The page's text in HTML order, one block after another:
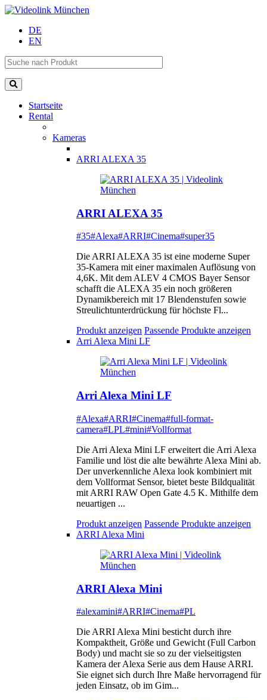
DE
EN
Startseite
Rental
Kameras
ARRI ALEXA 35
ARRI ALEXA 35
#35#Alexa#ARRI#Cinema#super35
Die ARRI ALEXA 35 ist eine moderne Super
35-Kamera mit einer maximalen Auflösung von
4,6K. Mit dem ALEV 4 CMOS Bayer Sensor
schafft die ALEXA 35 ein noch größeren
Dynamikbereich mit 17 Blendenstufen sowie
Streulichtunterdrückung für höchste Fl...
Produkt anzeigen Passende Produkte anzeigen
Arri Alexa Mini LF
Arri Alexa Mini LF
#Alexa#ARRI#Cinema#full-format-
camera#LPL#mini#Vollformat
Die Arri Alexa Mini LF erweitert die Arri Alexa
Familie und löst die alte bewährte Alexa Mini ab.
Der unverkennliche Alexa look kombiniert mit
dem Vollformat Sensor, bietet beste Bildqualität
mit ARRI RAW Open Gate 4.5 K. Mithilfe dem
neuartigen ...
Produkt anzeigen Passende Produkte anzeigen
ARRI Alexa Mini
ARRI Alexa Mini
#alexamini#ARRI#Cinema#PL
Die ARRI Alexa Mini besticht durch ihre
Kompaktheit, Größe und Gewicht (Full Carbon
Body) und macht sie so zu der vielseitigsten
Kamera der Alexa Serie aus dem Hause ARRI.
Sie eignet sich durch Ihre Maße hervorragend für
jeden Einsatz, ob im Gim...